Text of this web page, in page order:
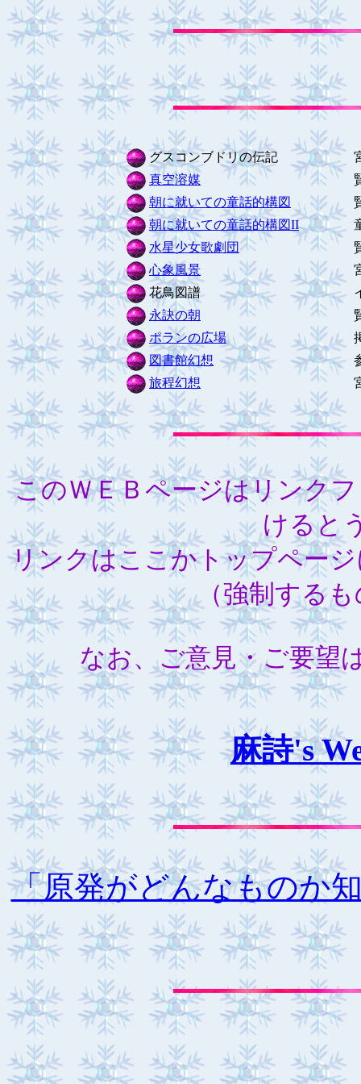
グスコンブドリの伝記
宮沢賢
真空溶媒
賢治の
朝に就いての童話的構図
賢治
朝に就いての童話的構図II 童話
水星少女歌劇団
賢治
心象風景
宮沢賢
花鳥図譜
イーハ
永訣の朝
賢治
ポランの広場
掲示板
図書館幻想
参考
旅程幻想
宮沢
このＷＥＢページはリンク
けると
リンクはここかトップペー
（強制する
なお、ご意見・ご要望
麻詩's
「原発がどんなものか